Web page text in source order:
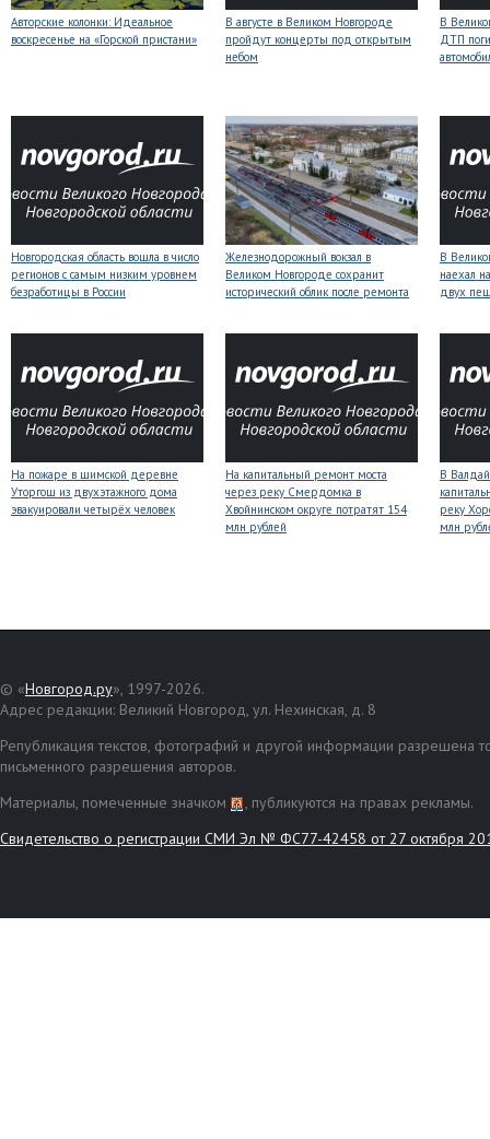
Авторские колонки: Идеальное
воскресенье на «Горской пристани»
В августе в Великом Новгороде
пройдут концерты под открытым
небом
В
ДТП
Новгородская область вошла в число
регионов с самым низким уровнем
безработицы в России
Железнодорожный вокзал в
Великом Новгороде сохранит
исторический облик после ремонта
В
наехал
двух
На пожаре в шимской деревне
Уторгош из двухэтажного дома
эвакуировали четырёх человек
На капитальный ремонт моста
через реку Смердомка в
Хвойнинском округе потратят 154
млн рублей
В
реку
млн
© «Новгород.ру», 1997-2026.
Адрес редакции: Великий Новгород, ул. Нехинская, д. 8
Републикация текстов, фотографий и другой информации разрешена
письменного разрешения авторов.
Материалы, помеченные значком
, публикуются на правах рекламы.
Свидетельство о регистрации СМИ Эл № ФС77-42458 от 27 октября